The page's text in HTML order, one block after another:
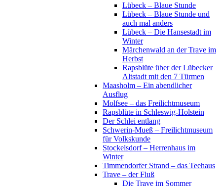
Lübeck – Blaue Stunde
Lübeck – Blaue Stunde und
auch mal anders
Lübeck – Die Hansestadt im
Winter
Märchenwald an der Trave im
Herbst
Rapsblüte über der Lübecker
Altstadt mit den 7 Türmen
Maasholm – Ein abendlicher
Ausflug
Molfsee – das Freilichtmuseum
Rapsblüte in Schleswig-Holstein
Der Schlei entlang
Schwerin-Mueß – Freilichtmuseum
für Volkskunde
Stockelsdorf – Herrenhaus im
Winter
Timmendorfer Strand – das Teehaus
Trave – der Fluß
Die Trave im Sommer